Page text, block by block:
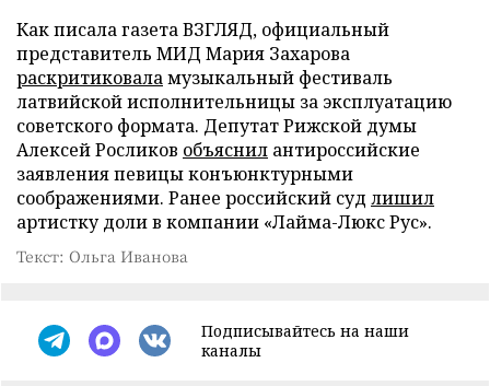
Как писала газета ВЗГЛЯД, официальный
представитель МИД Мария Захарова
раскритиковаламузыкальный фестиваль
латвийской исполнительницы за эксплуатацию
советского формата. Депутат Рижской думы
Алексей Росликов объяснил антироссийские
заявления певицы конъюнктурными
соображениями. Ранее российский суд лишил
артистку доли в компании «Лайма-Люкс Рус».
Текст: Ольга Иванова
Подписывайтесь на наши
каналы